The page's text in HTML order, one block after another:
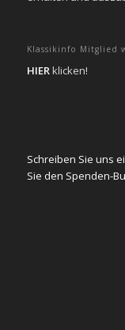
Klassikinfo Mitglied
HIERklicken!
Schreiben Sie uns
Sie den Spenden-